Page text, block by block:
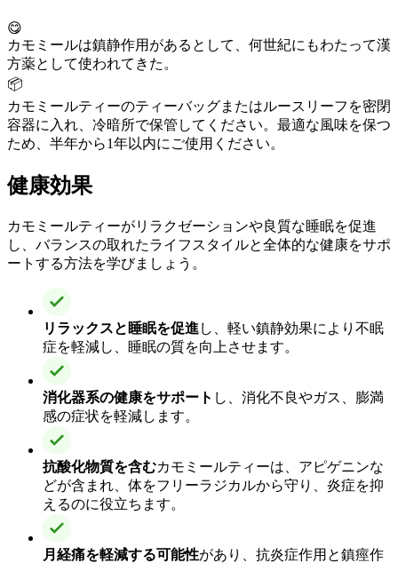
😋
カモミールは鎮静作用があるとして、何世紀にもわたって漢
方薬として使われてきた。
📦
カモミールティーのティーバッグまたはルースリーフを密閉
容器に入れ、冷暗所で保管してください。最適な風味を保つ
ため、半年から1年以内にご使用ください。
健康効果
カモミールティーがリラクゼーションや良質な睡眠を促進
し、バランスの取れたライフスタイルと全体的な健康をサポ
ートする方法を学びましょう。
リラックスと睡眠を促進 し、軽い鎮静効果により不眠
症を軽減し、睡眠の質を向上させます。
消化器系の健康をサポート し、消化不良やガス、膨満
感の症状を軽減します。
抗酸化物質を含むカモミールティーは、アピゲニンな
どが含まれ、体をフリーラジカルから守り、炎症を抑
えるのに役立ちます。
月経痛を軽減する可能性があり、抗炎症作用と鎮痙作